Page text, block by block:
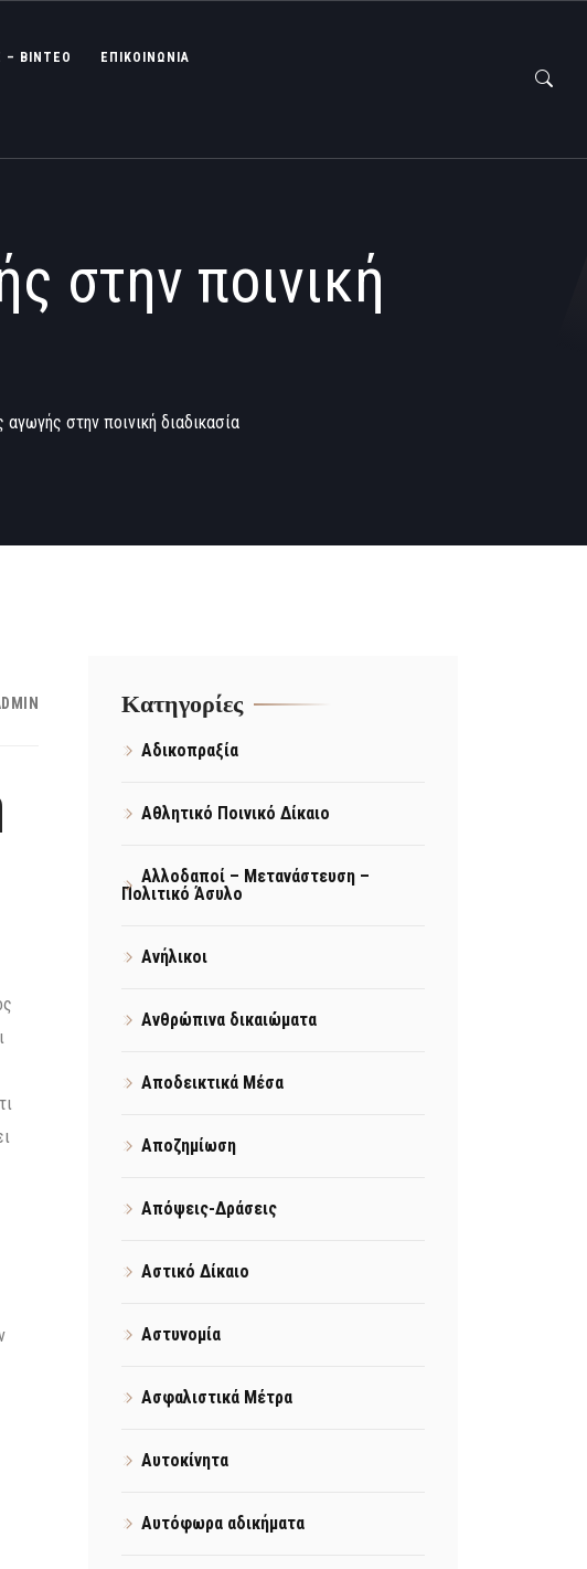
– ΒΊΝΤΕΟ ΕΠΙΚΟΙΝΩΝΙΑ
στην ποινική
στην ποινική διαδικασία
Kατηγορίες
Αδικοπραξία
Αθλητικό Ποινικό Δίκαιο
Αλλοδαποί – Μετανάστευση –
Πολιτικό Άσυλο
Ανήλικοι
Ανθρώπινα δικαιώματα
Αποδεικτικά Μέσα
Αποζημίωση
Απόψεις-Δράσεις
Αστικό Δίκαιο
Αστυνομία
Ασφαλιστικά Μέτρα
Αυτοκίνητα
Αυτόφωρα αδικήματα